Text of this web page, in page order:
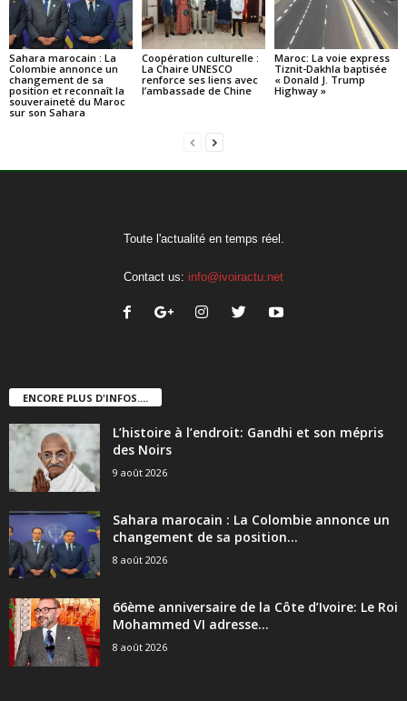
Sahara marocain : La
Colombie annonce un
changement de sa
position et reconnaît la
souveraineté du Maroc
sur son Sahara
Coopération culturelle :
La Chaire UNESCO
renforce ses liens avec
l’ambassade de Chine
Maroc: La voie express
Tiznit-Dakhla baptisée
« Donald J. Trump
Highway »
Toute l'actualité en temps réel.
Contact us: info@ivoiractu.net
ENCORE PLUS D'INFOS....
L’histoire à l’endroit: Gandhi et son mépris
des Noirs
9 août 2026
Sahara marocain : La Colombie annonce un
changement de sa position...
8 août 2026
66ème anniversaire de la Côte d’Ivoire: Le Roi
Mohammed VI adresse...
8 août 2026